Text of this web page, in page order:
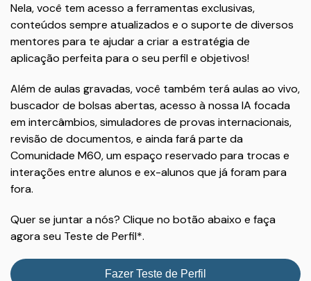
Nela, você tem acesso a ferramentas exclusivas,
conteúdos sempre atualizados e o suporte de diversos
mentores para te ajudar a criar a estratégia de
aplicação perfeita para o seu perfil e objetivos!
Além de aulas gravadas, você também terá aulas ao vivo,
buscador de bolsas abertas, acesso à nossa IA focada
em intercâmbios, simuladores de provas internacionais,
revisão de documentos, e ainda fará parte da
Comunidade M60, um espaço reservado para trocas e
interações entre alunos e ex-alunos que já foram para
fora.
Quer se juntar a nós? Clique no botão abaixo e faça
agora seu Teste de Perfil*.
Fazer Teste de Perfil